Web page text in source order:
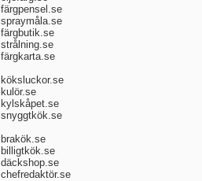
färgpensel.se
spraymåla.se
färgbutik.se
strålning.se
färgkarta.se
köksluckor.se
kulör.se
kylskåpet.se
snyggtkök.se
brakök.se
billigtkök.se
däckshop.se
chefredaktör.se